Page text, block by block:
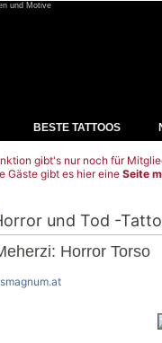
und Motive
BESTE TATTOOS
gibt's nur noch für
Gäste gibt es hier eine Seite
und Tod -
Horror Torso